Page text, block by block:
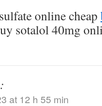
online cheap
sotalol 40mg
at 12 h 55 min